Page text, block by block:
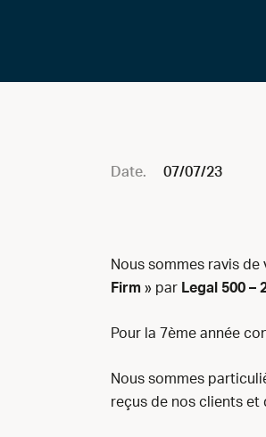
Date. 07/07/23
Nous sommes ravis
Firm » par Legal 500 –
Pour la 7ème année
Nous sommes
reçus de nos clients